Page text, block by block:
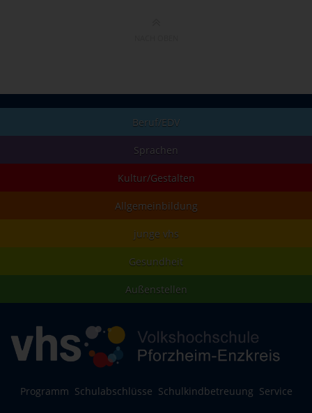
Beruf/EDV
Sprachen
Kultur/Gestalten
Allgemeinbildung
junge vhs
Gesundheit
Außenstellen
Programm Schulabschlüsse Schulkindbetreuung Service